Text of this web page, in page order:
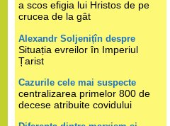
a scos efigia lui Hristos de pe
crucea de la gât
Alexandr Soljenițîn despre
Situația evreilor în Imperiul
Țarist
Cazurile cele mai suspecte
centralizarea primelor 800 de
decese atribuite covidului